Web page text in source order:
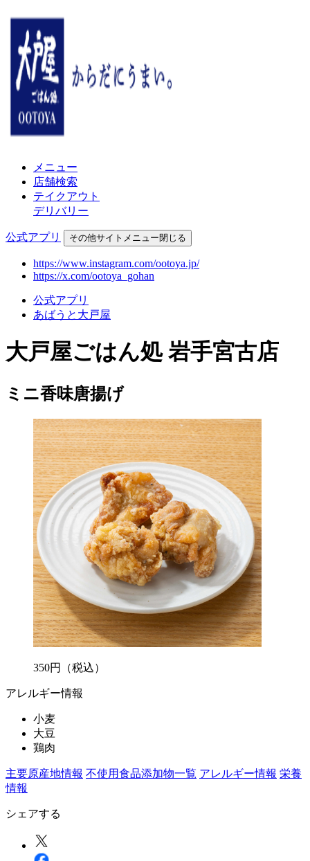
メニュー
店舗検索
テイクアウト
デリバリー
公式アプリ その他サイトメニュー閉じる
https://www.instagram.com/ootoya.jp/
https://x.com/ootoya_gohan
公式アプリ
あばうと大戸屋
大戸屋ごはん処 岩手宮古店
ミニ香味唐揚げ
350円 （税込）
アレルギー情報
小麦
大豆
鶏肉
主要原産地情報 不使用食品添加物一覧 アレルギー情報 栄養
情報
シェアする